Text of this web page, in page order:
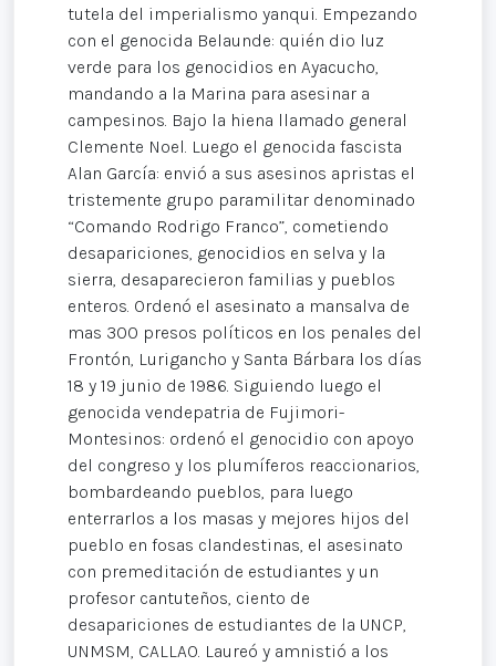
tutela del imperialismo yanqui. Empezando
con el genocida Belaunde: quién dio luz
verde para los genocidios en Ayacucho,
mandando a la Marina para asesinar a
campesinos. Bajo la hiena llamado general
Clemente Noel. Luego el genocida fascista
Alan García: envió a sus asesinos apristas el
tristemente grupo paramilitar denominado
“Comando Rodrigo Franco”, cometiendo
desapariciones, genocidios en selva y la
sierra, desaparecieron familias y pueblos
enteros. Ordenó el asesinato a mansalva de
mas 300 presos políticos en los penales del
Frontón, Lurigancho y Santa Bárbara los días
18 y 19 junio de 1986. Siguiendo luego el
genocida vendepatria de Fujimori-
Montesinos: ordenó el genocidio con apoyo
del congreso y los plumíferos reaccionarios,
bombardeando pueblos, para luego
enterrarlos a los masas y mejores hijos del
pueblo en fosas clandestinas, el asesinato
con premeditación de estudiantes y un
profesor cantuteños, ciento de
desapariciones de estudiantes de la UNCP,
UNMSM, CALLAO. Laureó y amnistió a los